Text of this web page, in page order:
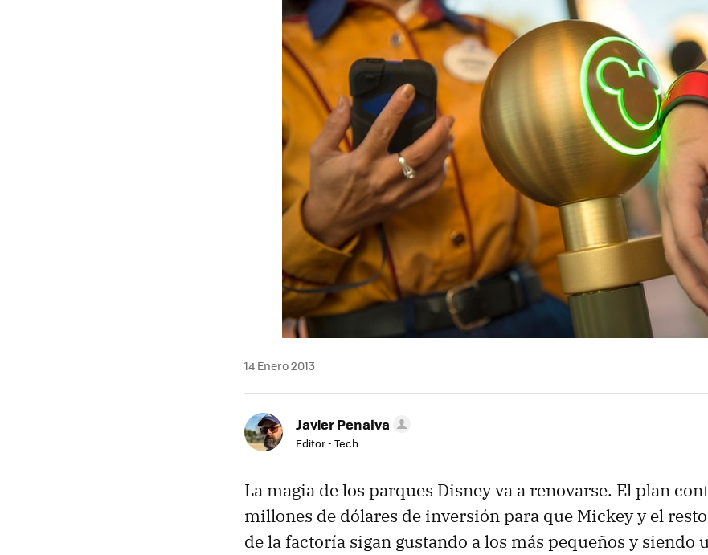
MAIL
14 Enero 2013
Javier Penalva
Editor - Tech
La magia de los parques Disney va a renovarse. El plan
millones de dólares de inversión para que Mickey y el
de la factoría sigan gustando a los más pequeños y siendo